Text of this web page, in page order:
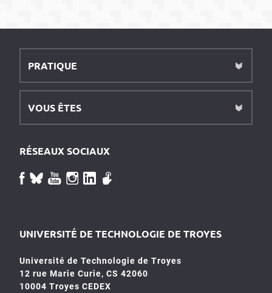
PRATIQUE
VOUS ÊTES
RÉSEAUX SOCIAUX
UNIVERSITÉ DE TECHNOLOGIE DE TROYES
Université de Technologie de Troyes
12 rue Marie Curie, CS 42060
10004 Troyes CEDEX